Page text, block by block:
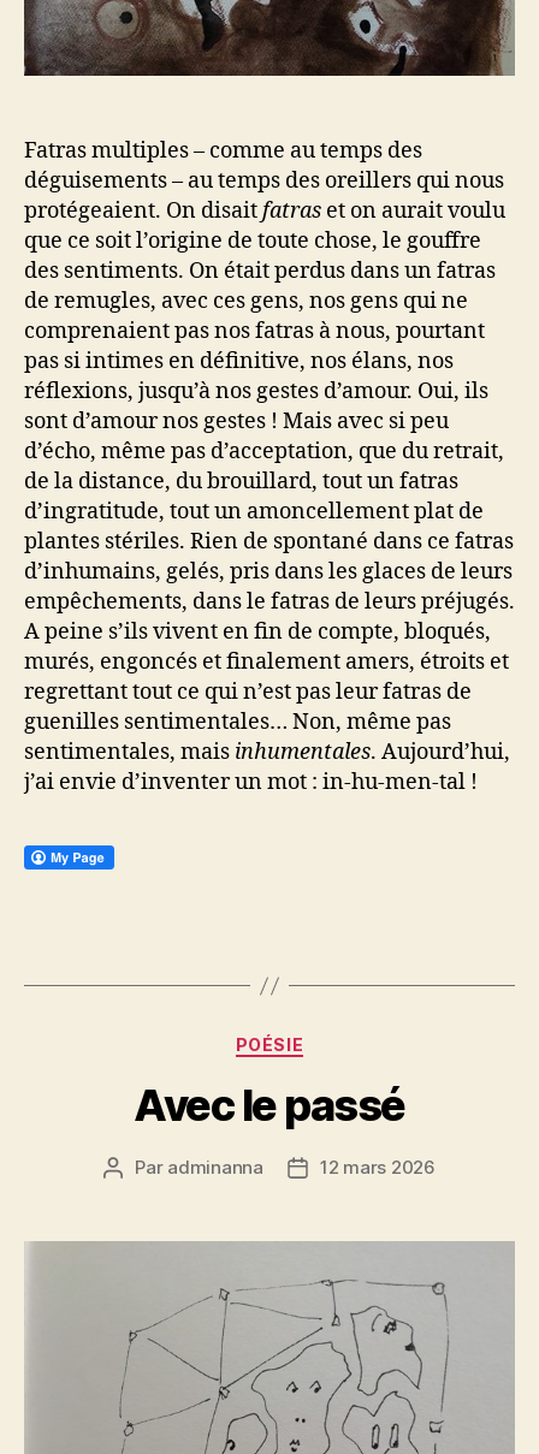
Fatras multiples – comme au temps des
déguisements – au temps des oreillers qui nous
protégeaient. On disaitfatras et on aurait voulu
que ce soit l’origine de toute chose, le gouffre
des sentiments. On était perdus dans un fatras
de remugles, avec ces gens, nos gens qui ne
comprenaient pas nos fatras à nous, pourtant
pas si intimes en définitive, nos élans, nos
réflexions, jusqu’à nos gestes d’amour. Oui, ils
sont d’amour nos gestes ! Mais avec si peu
d’écho, même pas d’acceptation, que du retrait,
de la distance, du brouillard, tout un fatras
d’ingratitude, tout un amoncellement plat de
plantes stériles. Rien de spontané dans ce fatras
d’inhumains, gelés, pris dans les glaces de leurs
empêchements, dans le fatras de leurs préjugés.
A peine s’ils vivent en fin de compte, bloqués,
murés, engoncés et finalement amers, étroits et
regrettant tout ce qui n’est pas leur fatras de
guenilles sentimentales… Non, même pas
sentimentales, mais inhumentales. Aujourd’hui,
j’ai envie d’inventer un mot : in-hu-men-tal !
Catégories
POÉSIE
Avec le passé
Auteur
Par adminanna
Date12 mars 2026